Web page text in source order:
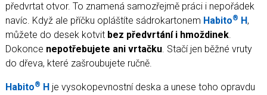
předvrtat otvor. To znamená samozřejmě práci i nepořádek
navíc. Když ale příčku opláštíte sádrokartonem Habito® H ,
můžete do desek kotvit bez předvrtání i hmoždinek.
Dokonce nepotřebujete ani vrtačku. Stačí jen běžné vruty
do dřeva, které zašroubujete ručně.
Habito® H je vysokopevnostní deska a unese toho opravdu